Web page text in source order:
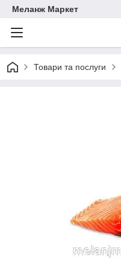
Меланж Маркет
Товари та послуги